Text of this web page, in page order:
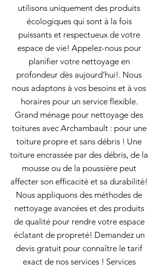
utilisons uniquement des produits
écologiques qui sont à la fois
puissants et respectueux de votre
espace de vie! Appelez-nous pour
planifier votre nettoyage en
profondeur dès aujourd'hui!. Nous
nous adaptons à vos besoins et à vos
horaires pour un service flexible.
Grand ménage pour nettoyage des
toitures avec Archambault : pour une
toiture propre et sans débris ! Une
toiture encrassée par des débris, de la
mousse ou de la poussière peut
affecter son efficacité et sa durabilité!
Nous appliquons des méthodes de
nettoyage avancées et des produits
de qualité pour rendre votre espace
éclatant de propreté! Demandez un
devis gratuit pour connaître le tarif
exact de nos services ! Services